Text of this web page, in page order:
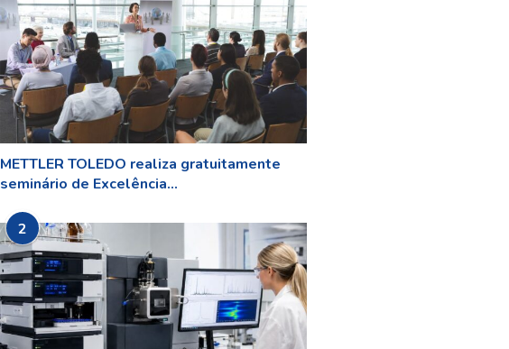
METTLER TOLEDO realiza gratuitamente
seminário de Excelência...
2